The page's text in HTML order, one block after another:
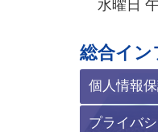
水曜日
総合イン
個人情報
プライバ